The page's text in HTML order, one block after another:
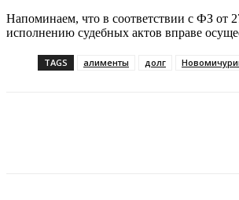
Напоминаем, что в соответствии с ФЗ от
исполнению судебных актов вправе
TAGS алименты долг